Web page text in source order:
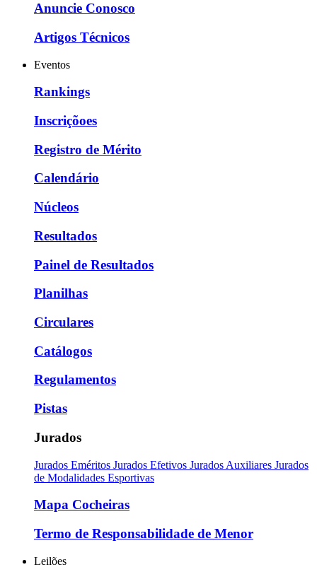
Anuncie Conosco
Artigos Técnicos
Eventos
Rankings
Inscriçõoes
Registro de Mérito
Calendário
Núcleos
Resultados
Painel de Resultados
Planilhas
Circulares
Catálogos
Regulamentos
Pistas
Jurados
Jurados Eméritos Jurados Efetivos Jurados Auxiliares Jurados
de Modalidades Esportivas
Mapa Cocheiras
Termo de Responsabilidade de Menor
Leilões